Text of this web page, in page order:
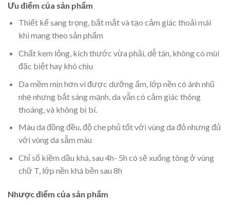
Ưu điểm của sản phẩm
Thiết kế sang trọng, bắt mắt và tạo cảm giác thoải mái
khi mang theo sản phẩm
Chất kem lỏng, kích thước vừa phải, dễ tán, không có mùi
đặc biệt hay khó chịu
Da mềm mịn hơn vì được dưỡng ẩm, lớp nền có ánh nhũ
nhẹ nhưng bắt sáng mạnh, da vẫn có cảm giác thông
thoáng, và không bị bí.
Màu da đồng đều, độ che phủ tốt với vùng da đỏ nhưng đủ
với vùng da sẫm màu
Chỉ số kiềm dầu khá, sau 4h- 5h có sẽ xuống tông ở vùng
chữ T, lớp nền khá bền sau 8h
Nhược điểm của sản phẩm